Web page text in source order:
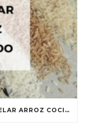
PASO A PASO DE CÓMO CONGELAR ARROZ COCINADO Y CÓMO CONSUMIRLO